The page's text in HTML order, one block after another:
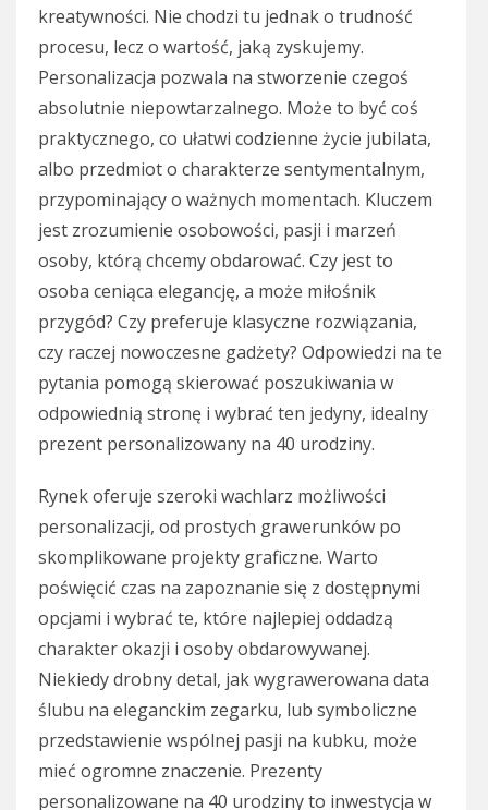
kreatywności. Nie chodzi tu jednak o trudność
procesu, lecz o wartość, jaką zyskujemy.
Personalizacja pozwala na stworzenie czegoś
absolutnie niepowtarzalnego. Może to być coś
praktycznego, co ułatwi codzienne życie jubilata,
albo przedmiot o charakterze sentymentalnym,
przypominający o ważnych momentach. Kluczem
jest zrozumienie osobowości, pasji i marzeń
osoby, którą chcemy obdarować. Czy jest to
osoba ceniąca elegancję, a może miłośnik
przygód? Czy preferuje klasyczne rozwiązania,
czy raczej nowoczesne gadżety? Odpowiedzi na te
pytania pomogą skierować poszukiwania w
odpowiednią stronę i wybrać ten jedyny, idealny
prezent personalizowany na 40 urodziny.
Rynek oferuje szeroki wachlarz możliwości
personalizacji, od prostych grawerunków po
skomplikowane projekty graficzne. Warto
poświęcić czas na zapoznanie się z dostępnymi
opcjami i wybrać te, które najlepiej oddadzą
charakter okazji i osoby obdarowywanej.
Niekiedy drobny detal, jak wygrawerowana data
ślubu na eleganckim zegarku, lub symboliczne
przedstawienie wspólnej pasji na kubku, może
mieć ogromne znaczenie. Prezenty
personalizowane na 40 urodziny to inwestycja w